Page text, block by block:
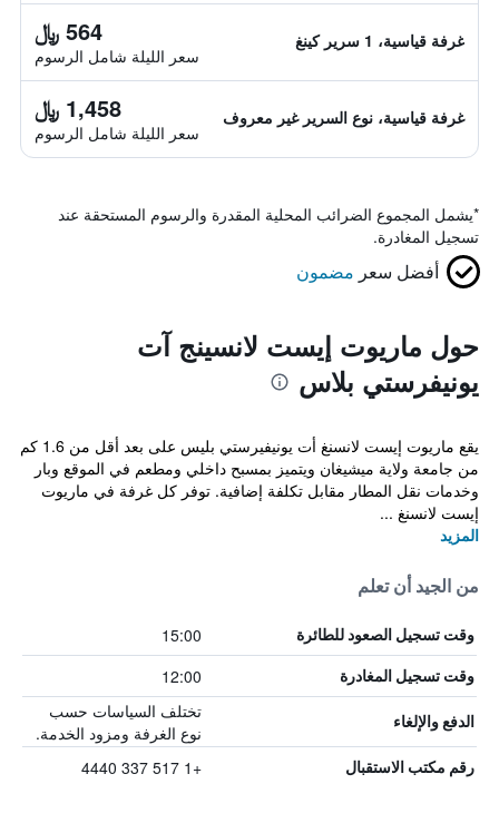
غرفة قياسية، 1 سرير كينغ 564 ﷼
سعر الليلة شامل الرسوم
غرفة قياسية، نوع السرير غير معروف 1,458 ﷼
سعر الليلة شامل الرسوم
*يشمل المجموع الضرائب المحلية المقدرة والرسوم المستحقة عند
تسجيل المغادرة.
أفضل سعر مضمون
حول ماريوت إيست لانسينج آت
يونيفرستي بلاس
يقع ماريوت إيست لانسنغ أت يونيفيرستي بليس على بعد أقل من 1.6 كم
من جامعة ولاية ميشيغان ويتميز بمسبح داخلي ومطعم في الموقع وبار
وخدمات نقل المطار مقابل تكلفة إضافية. توفر كل غرفة في ماريوت
إيست لانسنغ ...
المزيد
من الجيد أن تعلم
وقت تسجيل الصعود للطائرة 15:00
وقت تسجيل المغادرة 12:00
الدفع والإلغاء
تختلف السياسات حسب
نوع الغرفة ومزود الخدمة.
رقم مكتب الاستقبال +1 517 337 4440